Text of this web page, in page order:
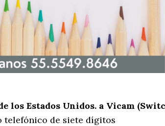
los Estados Unidos. a Vicam
telefónico de siete dígitos